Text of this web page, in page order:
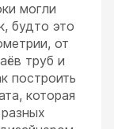
могли
будто это
от
труб и
построить
которая